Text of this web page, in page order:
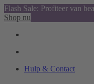
Flash Sale: Profiteer van
Shop nu
Hulp & Contact